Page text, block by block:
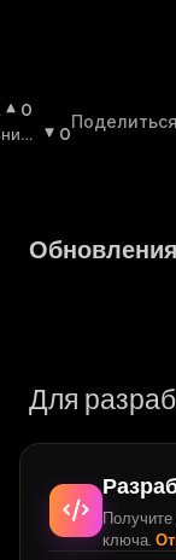
0
0
Поделиться
Для
ключа.